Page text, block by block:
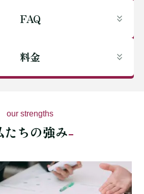
FAQ
料金
our strengths
たちの強み